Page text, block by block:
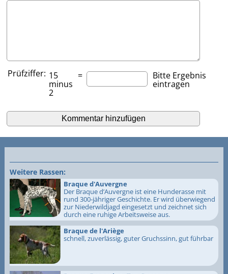
Prüfziffer: 15
minus
2
= Bitte Ergebnis
eintragen
Weitere Rassen:
Braque d'Auvergne
Der Braque d’Auvergne ist eine Hunderasse mit
rund 300-jähriger Geschichte. Er wird überwiegend
zur Niederwildjagd eingesetzt und zeichnet sich
durch eine ruhige Arbeitsweise aus.
Braque de l'Ariège
schnell, zuverlässig, guter Gruchssinn, gut führbar